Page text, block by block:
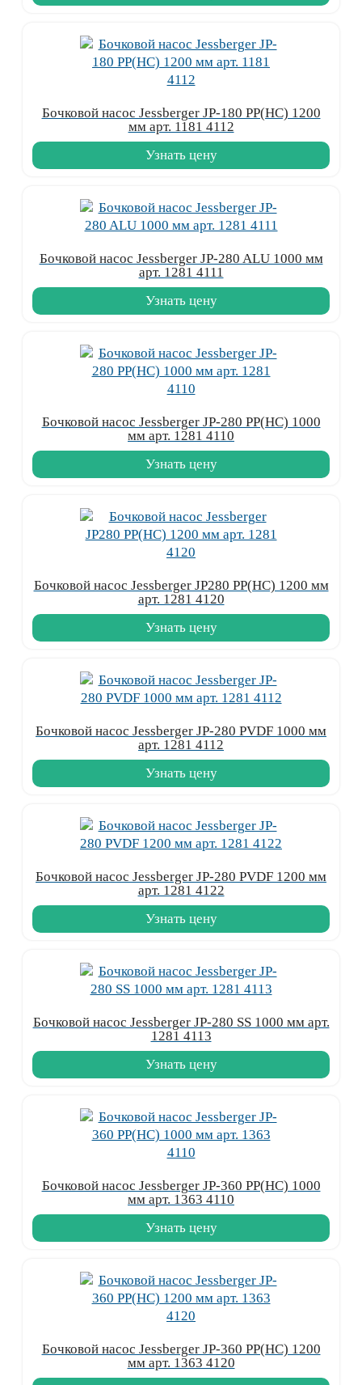
Бочковой насос Jessberger JP-180 PP(HC) 1200
мм арт. 1181 4112
Узнать цену
Бочковой насос Jessberger JP-280 ALU 1000 мм
арт. 1281 4111
Узнать цену
Бочковой насос Jessberger JP-280 PP(HC) 1000
мм арт. 1281 4110
Узнать цену
Бочковой насос Jessberger JP280 PP(HC) 1200 мм
арт. 1281 4120
Узнать цену
Бочковой насос Jessberger JP-280 PVDF 1000 мм
арт. 1281 4112
Узнать цену
Бочковой насос Jessberger JP-280 PVDF 1200 мм
арт. 1281 4122
Узнать цену
Бочковой насос Jessberger JP-280 SS 1000 мм арт.
1281 4113
Узнать цену
Бочковой насос Jessberger JP-360 PP(HC) 1000
мм арт. 1363 4110
Узнать цену
Бочковой насос Jessberger JP-360 PP(HC) 1200
мм арт. 1363 4120